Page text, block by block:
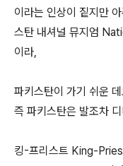
이라는 인상이 짙지만
스탄 내셔널 뮤지엄
이라,
파키스탄이 가기 쉬운
즉 파키스탄은 발조차
킹-프리스트 King-